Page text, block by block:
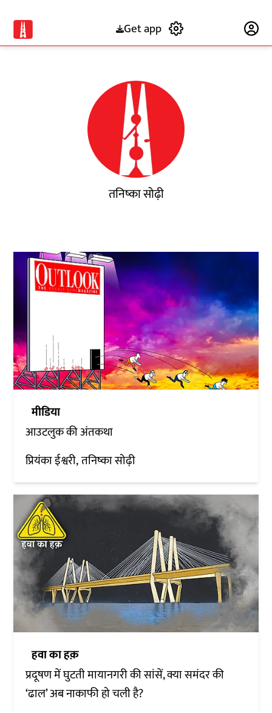
Get app
तनिष्का सोढ़ी
मीडिया
आउटलुक की अंतकथा
प्रियंका ईश्वरी तनिष्का सोढ़ी
हवा का हक़
प्रदूषण में घुटती मायानगरी की सांसें, क्या समंदर की
‘ढाल’ अब नाकाफी हो चली है?